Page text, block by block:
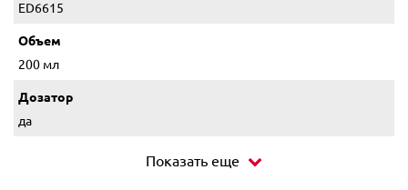
ED6615
Объем
200 мл
Дозатор
да
Показать еще